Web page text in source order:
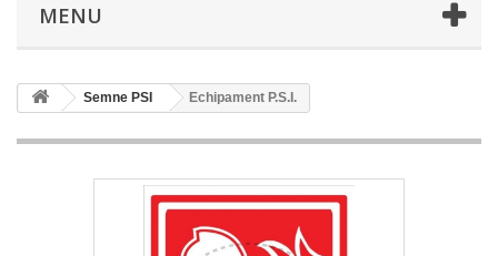
MENU
Semne PSI Echipament P.S.I.